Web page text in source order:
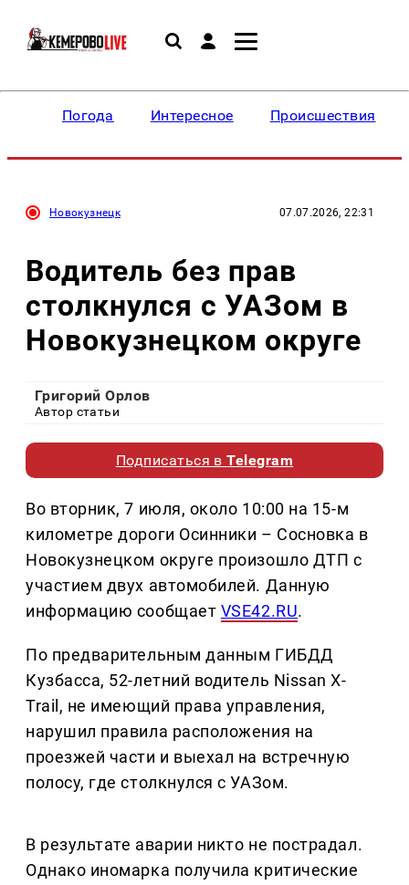
Погода Интересное Происшествия
Новокузнецк 07.07.2026, 22:31
Водитель без прав
столкнулся с УАЗом в
Новокузнецком округе
Григорий Орлов
Автор статьи
Подписаться вTelegram
Во вторник, 7 июля, около 10:00 на 15-м
километре дороги Осинники – Сосновка в
Новокузнецком округе произошло ДТП с
участием двух автомобилей. Данную
информацию сообщает VSE42.RU.
По предварительным данным ГИБДД
Кузбасса, 52-летний водитель Nissan X-
Trail, не имеющий права управления,
нарушил правила расположения на
проезжей части и выехал на встречную
полосу, где столкнулся с УАЗом.
В результате аварии никто не пострадал.
Однако иномарка получила критические